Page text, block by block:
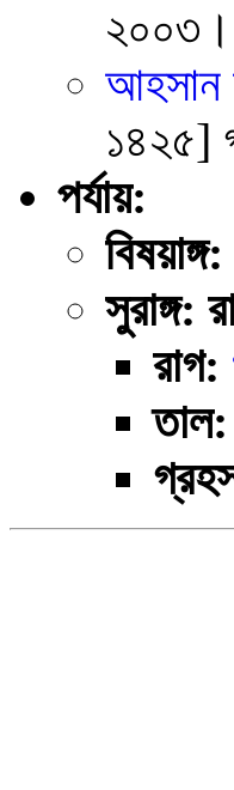
আহসান
১৪২৫]
পর্যায়:
বিষয়াঙ্গ:
সুরাঙ্গ:
রাগ: